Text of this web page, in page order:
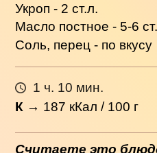
Укроп - 2 ст.л.
Масло постное - 5-6
Соль, перец - по вкусу
1 ч. 10 мин.
К → 187 кКал / 100 г
Считаете это